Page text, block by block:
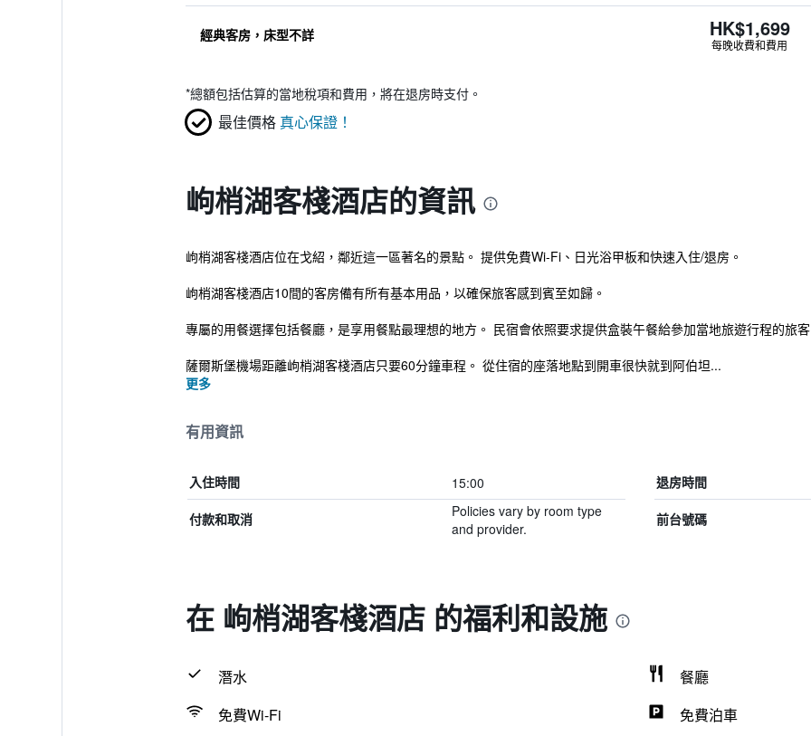
經典客房，床型不詳 HK$1,699
每晚收費和費用
*總額包括估算的當地稅項和費用，將在退房時支付。
最佳價格 真心保證！
岣梢湖客棧酒店的資訊
岣梢湖客棧酒店位在戈紹，鄰近這一區著名的景點。 提供免費Wi-Fi、日光浴甲板和快速入住/退房。
岣梢湖客棧酒店10間的客房備有所有基本用品，以確保旅客感到賓至如歸。
專屬的用餐選擇包括餐廳，是享用餐點最理想的地方。 民宿會依照要求提供盒裝午餐給參加當地旅遊行程的旅客
薩爾斯堡機場距離岣梢湖客棧酒店只要60分鐘車程。 從住宿的座落地點到開車很快就到阿伯坦...
更多
有用資訊
入住時間 15:00 退房時間
付款和取消
Policies vary by room type
and provider.
前台號碼
在 岣梢湖客棧酒店 的福利和設施
潛水
餐廳
免費Wi-Fi
免費泊車